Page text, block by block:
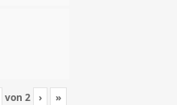
von 2 › »